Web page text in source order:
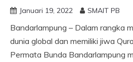
Januari 19, 2022 SMAIT PB
Bandarlampung – Dalam rangka
dunia global dan memiliki jiwa
Permata Bunda Bandarlampung